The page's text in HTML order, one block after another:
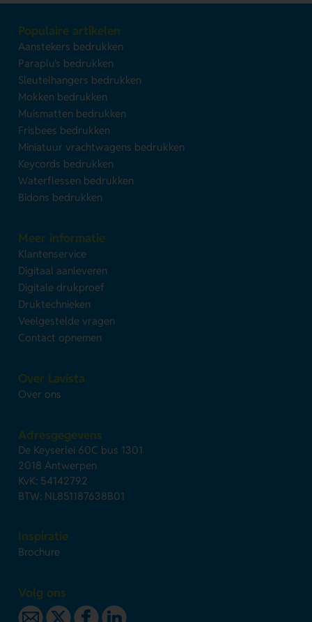
Populaire artikelen
Aanstekers bedrukken
Paraplu's bedrukken
Sleutelhangers bedrukken
Mokken bedrukken
Muismatten bedrukken
Frisbees bedrukken
Miniatuur vrachtwagens bedrukken
Keycords bedrukken
Waterflessen bedrukken
Bidons bedrukken
Meer informatie
Klantenservice
Digitaal aanleveren
Digitale drukproef
Druktechnieken
Veelgestelde vragen
Contact opnemen
Over Lavista
Over ons
Adresgegevens
De Keyserlei 60C bus 1301
2018 Antwerpen
KvK: 54142792
BTW: NL851187638B01
Inspiratie
Brochure
Volg ons